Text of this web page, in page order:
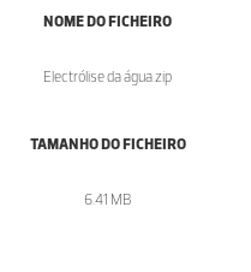
NOME DO FICHEIRO
Electrólise da água.zip
TAMANHO DO FICHEIRO
6.41 MB